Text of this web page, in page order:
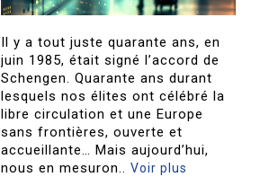
Il y a tout juste quarante ans, en
juin 1985, était signé l’accord de
Schengen. Quarante ans durant
lesquels nos élites ont célébré la
libre circulation et une Europe
sans frontières, ouverte et
accueillante… Mais aujourd’hui,
nous en mesuron..Voir plus